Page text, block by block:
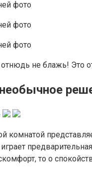
не блажь! Это
комнатой
то о